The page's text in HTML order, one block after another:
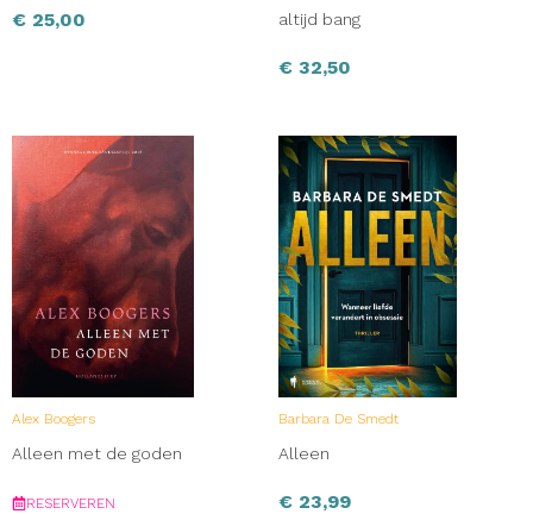
€ 25,00 altijd bang
€ 32,50
Alex Boogers
Alleen met de goden
RESERVEREN
Barbara De Smedt
Alleen
€ 23,99